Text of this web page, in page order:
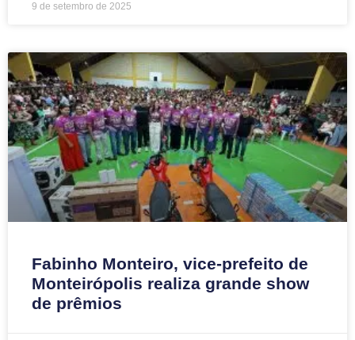
9 de setembro de 2025
Fabinho Monteiro, vice-prefeito de
Monteirópolis realiza grande show
de prêmios